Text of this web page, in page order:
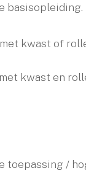
basisopleiding.
kwast of
kwast en
toepassing /